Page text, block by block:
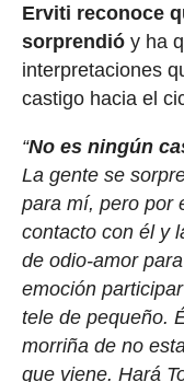
Erviti reconoce
sorprendió y ha
interpretaciones
castigo hacia el
“No es ningún
La gente se
para mí, pero por
contacto con él y
de odio-amor
emoción
tele de pequeño.
morriña de no
que viene. Hará